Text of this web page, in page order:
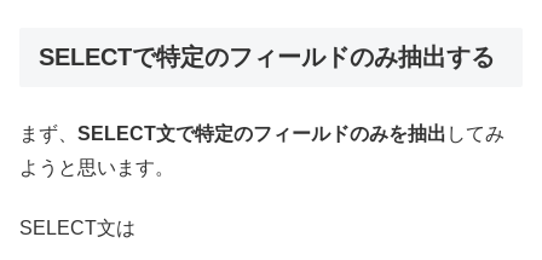
SELECTで特定のフィールドのみ抽出する
まず、 SELECT文で特定のフィールドのみを抽出 してみ
ようと思います。
SELECT文は